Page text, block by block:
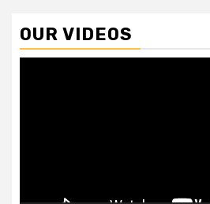
OUR VIDEOS